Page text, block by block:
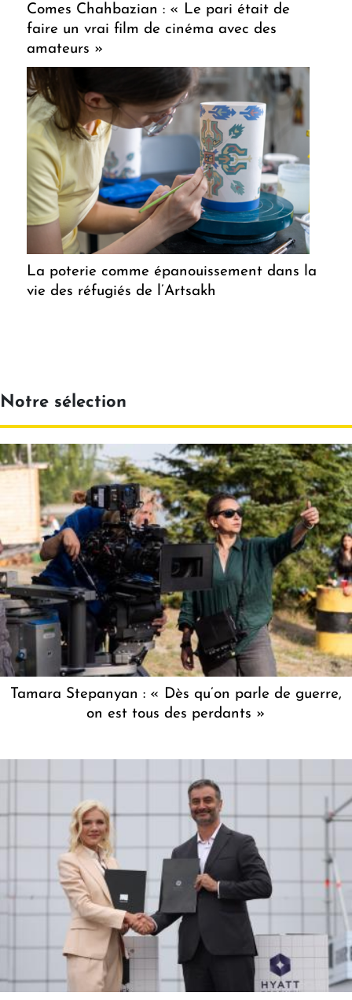
Comes Chahbazian : « Le pari était de
faire un vrai film de cinéma avec des
amateurs »
La poterie comme épanouissement dans la
vie des réfugiés de l’Artsakh
Notre sélection
Tamara Stepanyan : « Dès qu’on parle de guerre,
on est tous des perdants »